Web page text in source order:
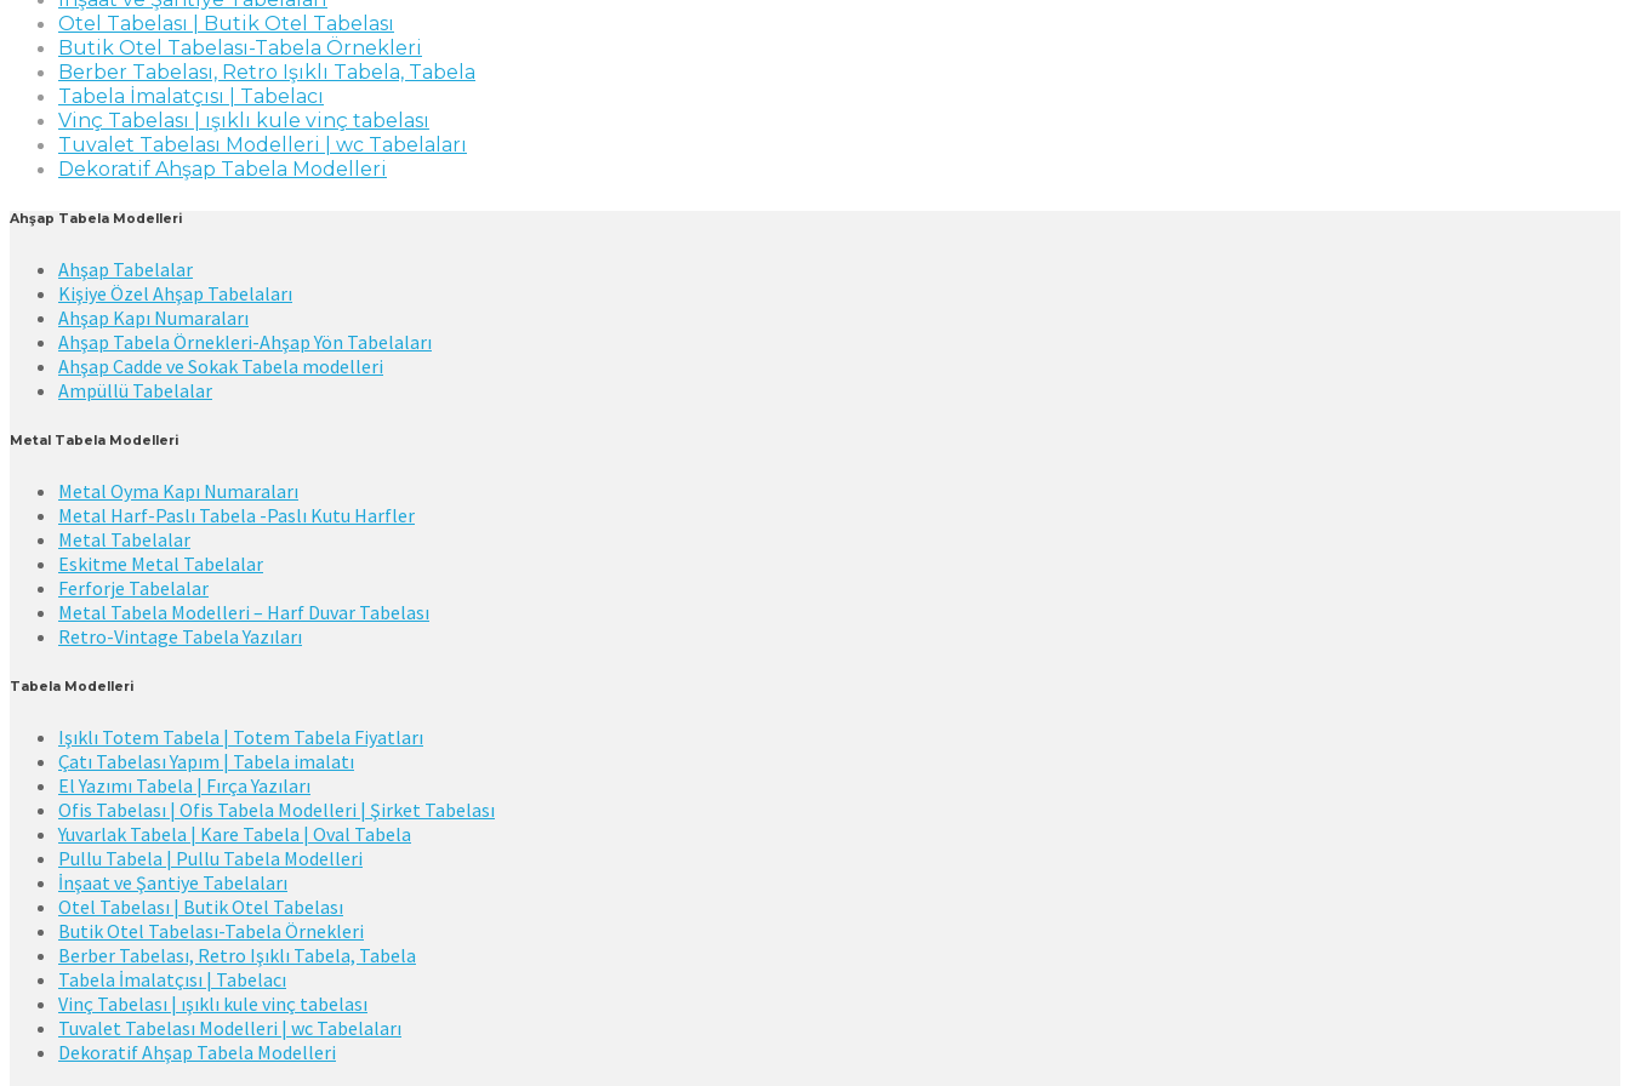
Otel Tabelası | Butik Otel Tabelası
Butik Otel Tabelası-Tabela Örnekleri
Berber Tabelası, Retro Işıklı Tabela, Tabela
Tabela İmalatçısı | Tabelacı
Vinç Tabelası | ışıklı kule vinç tabelası
Tuvalet Tabelası Modelleri | wc Tabelaları
Dekoratif Ahşap Tabela Modelleri
Ahşap Tabela Modelleri
Ahşap Tabelalar
Kişiye Özel Ahşap Tabelaları
Ahşap Kapı Numaraları
Ahşap Tabela Örnekleri-Ahşap Yön Tabelaları
Ahşap Cadde ve Sokak Tabela modelleri
Ampüllü Tabelalar
Metal Tabela Modelleri
Metal Oyma Kapı Numaraları
Metal Harf-Paslı Tabela -Paslı Kutu Harfler
Metal Tabelalar
Eskitme Metal Tabelalar
Ferforje Tabelalar
Metal Tabela Modelleri – Harf Duvar Tabelası
Retro-Vintage Tabela Yazıları
Tabela Modelleri
Işıklı Totem Tabela | Totem Tabela Fiyatları
Çatı Tabelası Yapım | Tabela imalatı
El Yazımı Tabela | Fırça Yazıları
Ofis Tabelası | Ofis Tabela Modelleri | Şirket Tabelası
Yuvarlak Tabela | Kare Tabela | Oval Tabela
Pullu Tabela | Pullu Tabela Modelleri
İnşaat ve Şantiye Tabelaları
Otel Tabelası | Butik Otel Tabelası
Butik Otel Tabelası-Tabela Örnekleri
Berber Tabelası, Retro Işıklı Tabela, Tabela
Tabela İmalatçısı | Tabelacı
Vinç Tabelası | ışıklı kule vinç tabelası
Tuvalet Tabelası Modelleri | wc Tabelaları
Dekoratif Ahşap Tabela Modelleri